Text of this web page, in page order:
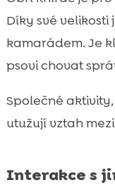
Díky své
kamarádem. Je
psovi chovat
Společné
utužují vztah
Interakce s